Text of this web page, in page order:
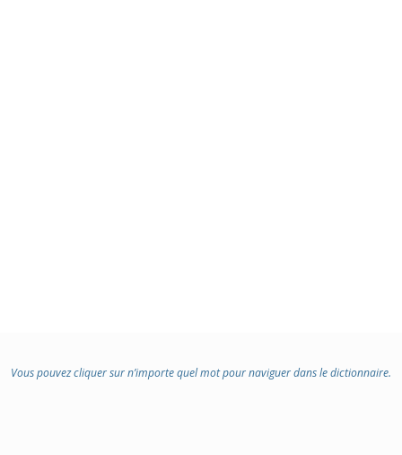
Vous pouvez cliquer sur n’importe quel mot pour naviguer dans le dictionnaire.